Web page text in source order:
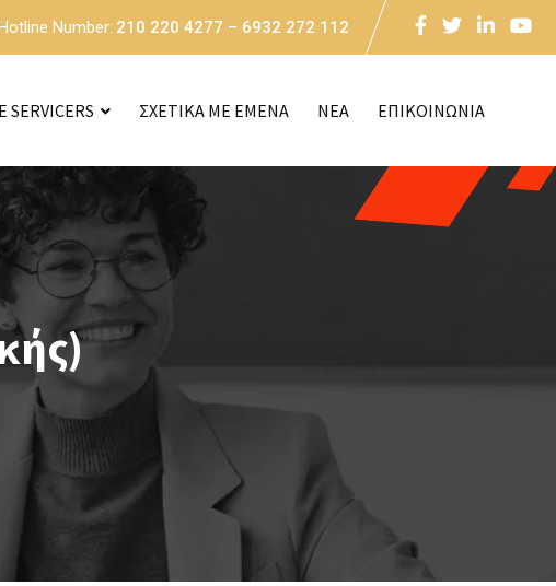
Number: 210 220 4277 – 6932 272 112
ΣΧΕΤΙΚΑ ΜΕ ΕΜΕΝΑ NEA ΕΠΙΚΟΙΝΩΝΙΑ